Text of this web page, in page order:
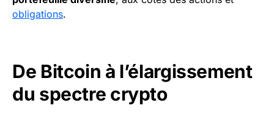
obligations.
De Bitcoin à l’élargissement
du spectre crypto